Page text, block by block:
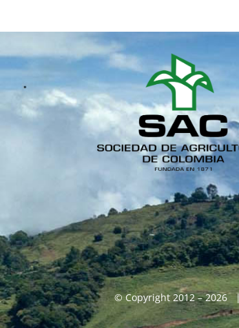
© Copyright 2012 –